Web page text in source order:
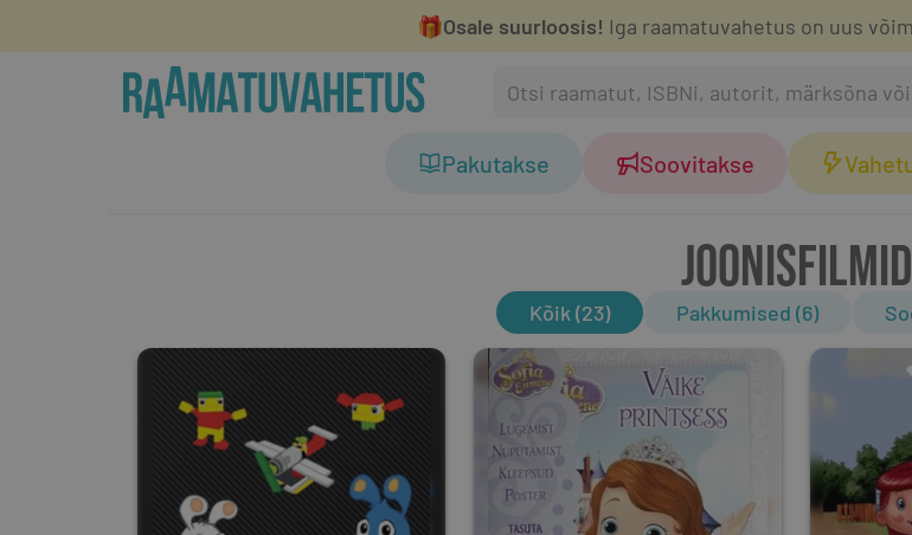
🎁Osale suurloosis! Iga raamatuvahetus on uus
Pakutakse Soovitakse
JOONISFILMID
Kõik (23) Pakkumised (6)